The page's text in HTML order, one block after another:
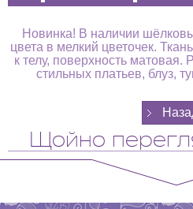
Новинка! В наличии
цвета в мелкий цветочек.
к телу, поверхность
стильных платьев, блуз,
Щойно